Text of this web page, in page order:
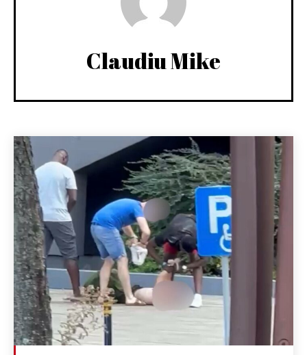
Claudiu Mike